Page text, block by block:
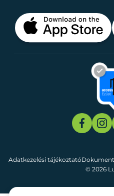
© 2026
Adatkezelési tájékoztató